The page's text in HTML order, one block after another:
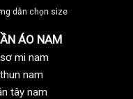
dẫn chọn size
ÁO NAM
mi nam
nam
tây nam